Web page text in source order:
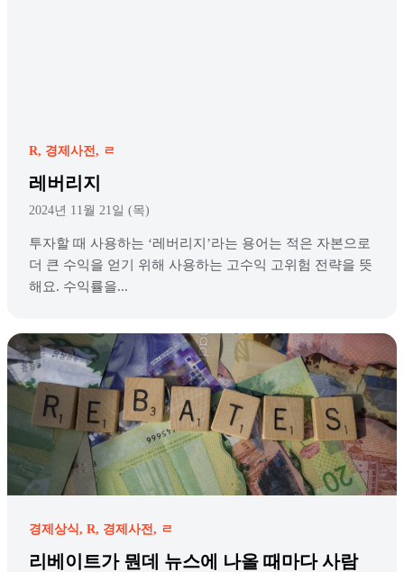
R 경제사전 ㄹ
레버리지
2024년 11월 21일 (목)
투자할 때 사용하는 ‘레버리지’라는 용어는 적은 자본으로
더 큰 수익을 얻기 위해 사용하는 고수익 고위험 전략을 뜻
해요. 수익률을...
경제상식 R 경제사전 ㄹ
리베이트가 뭔데 뉴스에 나올 때마다 사람